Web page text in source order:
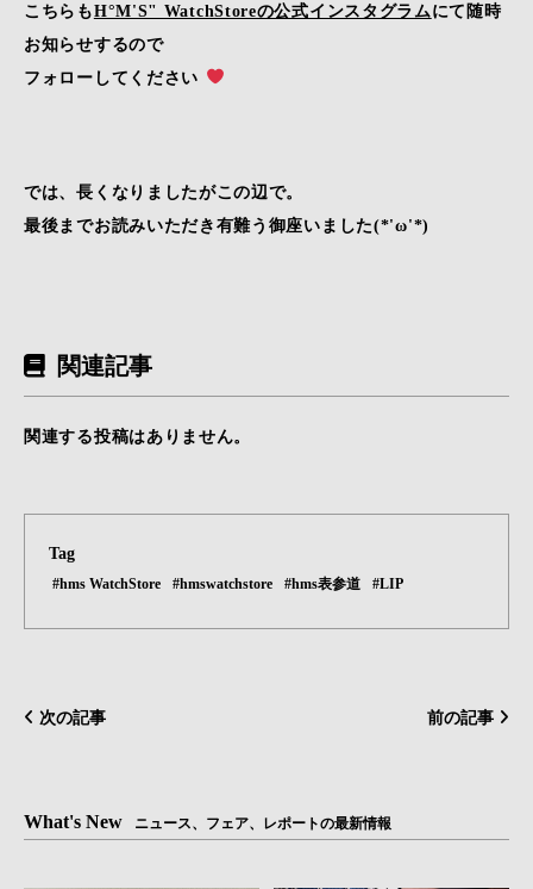
こちらもH°M'S" WatchStoreの公式インスタグラム にて随時
お知らせするので
フォローしてください
では、長くなりましたがこの辺で。
最後までお読みいただき有難う御座いました(*'ω'*)
関連記事
関連する投稿はありません。
Tag
#hms WatchStore #hmswatchstore #hms表参道 #LIP
次の記事 前の記事
What's New ニュース、フェア、レポートの最新情報